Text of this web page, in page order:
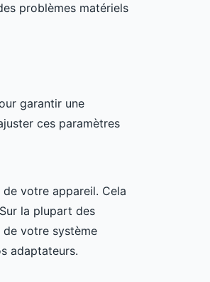
problèmes matériels
garantir une
ces paramètres
de votre appareil. Cela
la plupart des
de votre système
adaptateurs.